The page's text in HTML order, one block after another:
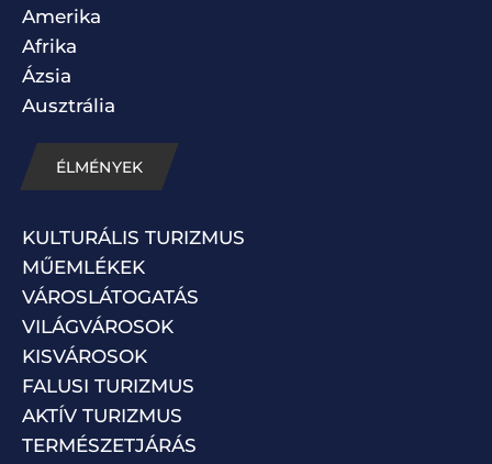
Amerika
Afrika
Ázsia
Ausztrália
ÉLMÉNYEK
KULTURÁLIS TURIZMUS
MŰEMLÉKEK
VÁROSLÁTOGATÁS
VILÁGVÁROSOK
KISVÁROSOK
FALUSI TURIZMUS
AKTÍV TURIZMUS
TERMÉSZETJÁRÁS